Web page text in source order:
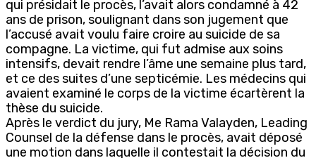
qui présidait le procès, l’avait alors condamné à 42
ans de prison, soulignant dans son jugement que
l’accusé avait voulu faire croire au suicide de sa
compagne. La victime, qui fut admise aux soins
intensifs, devait rendre l’âme une semaine plus tard,
et ce des suites d’une septicémie. Les médecins qui
avaient examiné le corps de la victime écartèrent la
thèse du suicide.
Après le verdict du jury, Me Rama Valayden, Leading
Counsel de la défense dans le procès, avait déposé
une motion dans laquelle il contestait la décision du